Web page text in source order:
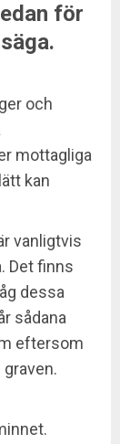
för
och
mottagliga
kan
vanligtvis
Det finns
dessa
sådana
eftersom